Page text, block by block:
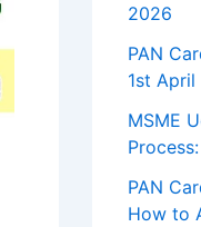
2026
PAN
1st
MSME
PAN
How to